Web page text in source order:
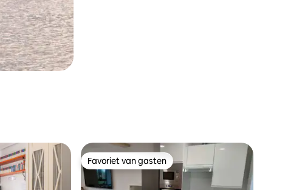
Favoriet van gasten
Favoriet van gasten